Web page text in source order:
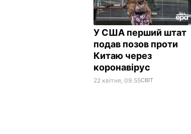
У США перший штат
подав позов проти
Китаю через
коронавірус
22 квітня, 09.55СВІТ